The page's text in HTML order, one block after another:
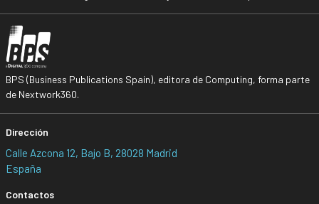
BPS (Business Publications Spain), editora de Computing, forma parte
de Nextwork360.
Dirección
Calle Azcona 12, Bajo B, 28028 Madrid
España
Contactos